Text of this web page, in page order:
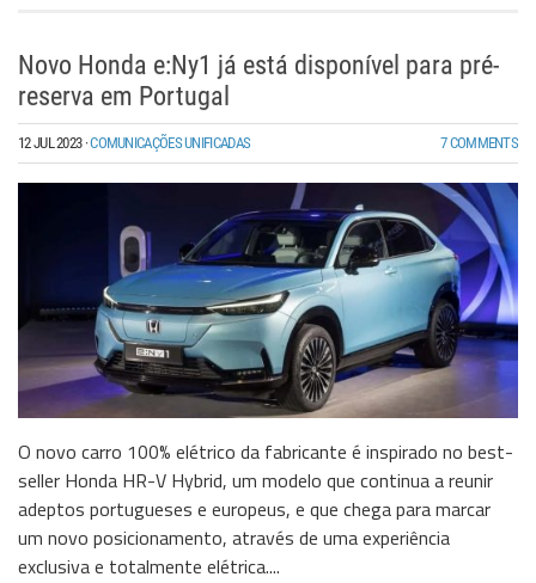
Novo Honda e:Ny1 já está disponível para pré-
reserva em Portugal
12 JUL 2023·COMUNICAÇÕES UNIFICADAS 7 COMMENTS
O novo carro 100% elétrico da fabricante é inspirado no best-
seller Honda HR-V Hybrid, um modelo que continua a reunir
adeptos portugueses e europeus, e que chega para marcar
um novo posicionamento, através de uma experiência
exclusiva e totalmente elétrica....